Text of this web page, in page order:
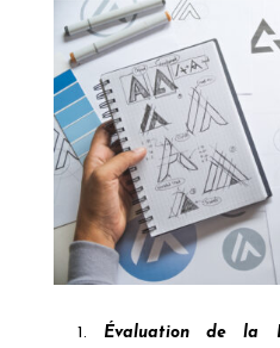
1. Évaluation de la